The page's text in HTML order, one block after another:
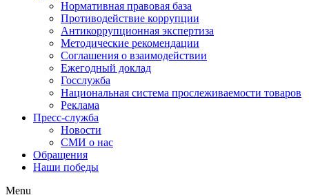
Нормативная правовая база
Противодействие коррупции
Антикоррупционная экспертиза
Методические рекомендации
Соглашения о взаимодействии
Ежегодный доклад
Госслужба
Национальная система прослеживаемости товаров
Реклама
Пресс-служба
Новости
СМИ о нас
Обращения
Наши победы
Menu